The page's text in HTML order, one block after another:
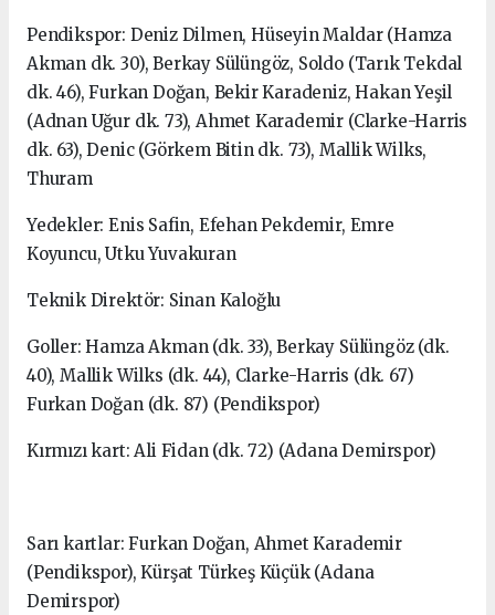
Pendikspor: Deniz Dilmen, Hüseyin Maldar (Hamza
Akman dk. 30), Berkay Sülüngöz, Soldo (Tarık Tekdal
dk. 46), Furkan Doğan, Bekir Karadeniz, Hakan Yeşil
(Adnan Uğur dk. 73), Ahmet Karademir (Clarke-Harris
dk. 63), Denic (Görkem Bitin dk. 73), Mallik Wilks,
Thuram
Yedekler: Enis Safin, Efehan Pekdemir, Emre
Koyuncu, Utku Yuvakuran
Teknik Direktör: Sinan Kaloğlu
Goller: Hamza Akman (dk. 33), Berkay Sülüngöz (dk.
40), Mallik Wilks (dk. 44), Clarke-Harris (dk. 67)
Furkan Doğan (dk. 87) (Pendikspor)
Kırmızı kart: Ali Fidan (dk. 72) (Adana Demirspor)
Sarı kartlar: Furkan Doğan, Ahmet Karademir
(Pendikspor), Kürşat Türkeş Küçük (Adana
Demirspor)